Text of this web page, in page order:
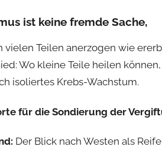
ist keine fremde Sache,
vielen Teilen anerzogen wie
Wo kleine Teile heilen
isoliertes Krebs-Wachstum.
für die Sondierung der
Der Blick nach Westen als